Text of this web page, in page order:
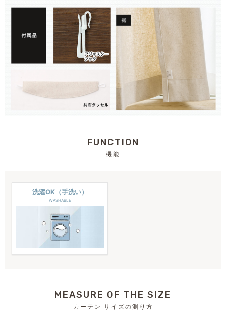
FUNCTION
機能
洗濯OK（手洗い）
WASHABLE
MEASURE OF THE SIZE
カーテン サイズの測り方